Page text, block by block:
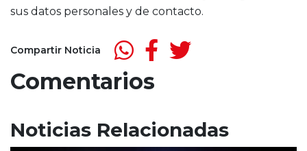
sus datos personales y de contacto.
Compartir Noticia
Comentarios
Noticias Relacionadas